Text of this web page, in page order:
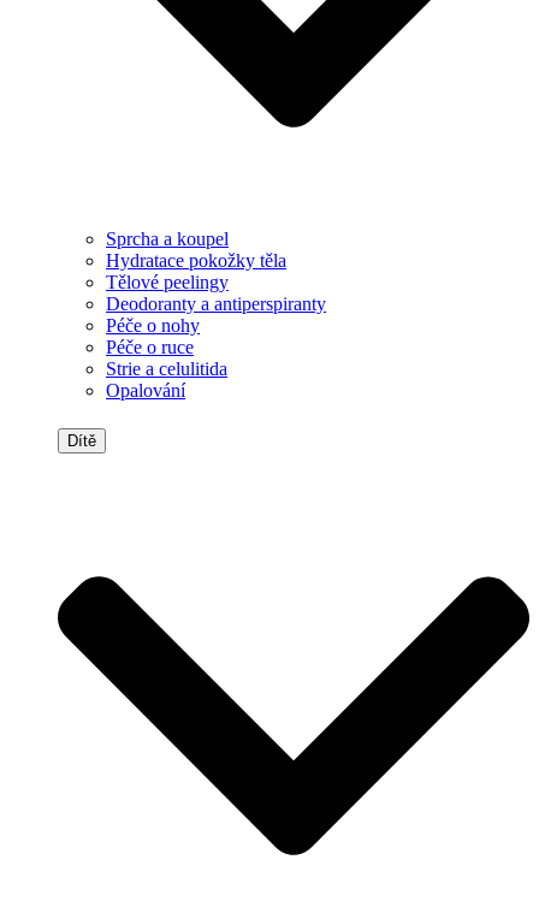
Sprcha a koupel
Hydratace pokožky těla
Tělové peelingy
Deodoranty a antiperspiranty
Péče o nohy
Péče o ruce
Strie a celulitida
Opalování
Dítě